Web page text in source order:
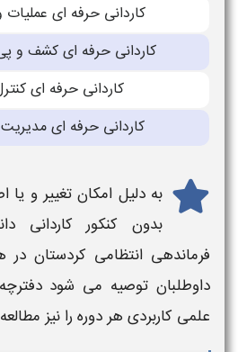
کاردانی حرفه ای عملیات
کاردانی حرفه ای کشف و
کاردانی حرفه ای
کاردانی حرفه ای
به دلیل امکان تغییر و یا
بدون کنکور کاردانی
فرماندهی انتظامی کردستان در
داوطلبان توصیه می شود
علمی کاربردی هر دوره را نیز